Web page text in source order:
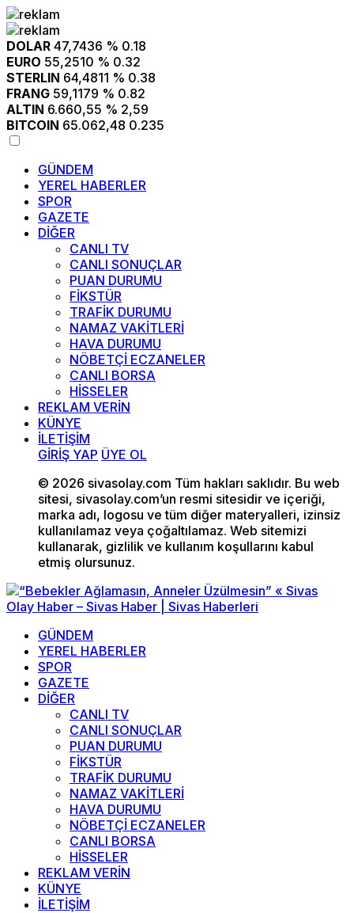
DOLAR 47,7436 % 0.18
EURO 55,2510 % 0.32
STERLIN 64,4811 % 0.38
FRANG 59,1179 % 0.82
ALTIN 6.660,55 % 2,59
BITCOIN 65.062,48 0.235
GÜNDEM
YEREL HABERLER
SPOR
GAZETE
DİĞER
CANLI TV
CANLI SONUÇLAR
PUAN DURUMU
FİKSTÜR
TRAFİK DURUMU
NAMAZ VAKİTLERİ
HAVA DURUMU
NÖBETÇİ ECZANELER
CANLI BORSA
HİSSELER
REKLAM VERİN
KÜNYE
İLETİŞİM
GİRİŞ YAP ÜYE OL
© 2026 sivasolay.com Tüm hakları saklıdır. Bu web
sitesi, sivasolay.com’un resmi sitesidir ve içeriği,
marka adı, logosu ve tüm diğer materyalleri, izinsiz
kullanılamaz veya çoğaltılamaz. Web sitemizi
kullanarak, gizlilik ve kullanım koşullarını kabul
etmiş olursunuz.
GÜNDEM
YEREL HABERLER
SPOR
GAZETE
DİĞER
CANLI TV
CANLI SONUÇLAR
PUAN DURUMU
FİKSTÜR
TRAFİK DURUMU
NAMAZ VAKİTLERİ
HAVA DURUMU
NÖBETÇİ ECZANELER
CANLI BORSA
HİSSELER
REKLAM VERİN
KÜNYE
İLETİŞİM